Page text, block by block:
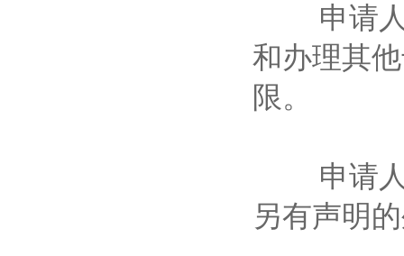
申请人
和办理其
限。
申请人
另有声明